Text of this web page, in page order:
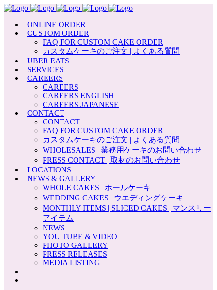
ONLINE ORDER
CUSTOM ORDER
FAQ FOR CUSTOM CAKE ORDER
カスタムケーキのご注文 | よくある質問
UBER EATS
SERVICES
CAREERS
CAREERS
CAREERS ENGLISH
CAREERS JAPANESE
CONTACT
CONTACT
FAQ FOR CUSTOM CAKE ORDER
カスタムケーキのご注文 | よくある質問
WHOLESALES | 業務用ケーキのお問い合わせ
PRESS CONTACT | 取材のお問い合わせ
LOCATIONS
NEWS & GALLERY
WHOLE CAKES | ホールケーキ
WEDDING CAKES | ウエディングケーキ
MONTHLY ITEMS | SLICED CAKES | マンスリー
アイテム
NEWS
YOU TUBE & VIDEO
PHOTO GALLERY
PRESS RELEASES
MEDIA LISTING